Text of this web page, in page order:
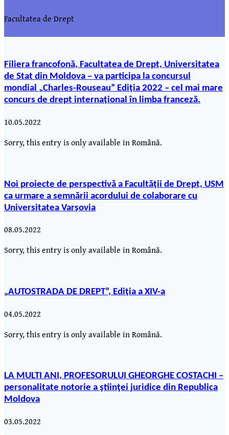
Facultatea de Drept
Filiera francofonă, Facultatea de Drept, Universitatea
de Stat din Moldova – va participa la concursul
mondial „Charles-Rouseau” Ediția 2022 – cel mai mare
concurs de drept internațional în limba franceză.
10.05.2022
Sorry, this entry is only available in Română.
Noi proiecte de perspectivă a Facultății de Drept, USM
ca urmare a semnării acordului de colaborare cu
Universitatea Varșovia
08.05.2022
Sorry, this entry is only available in Română.
„AUTOSTRADA DE DREPT”, Ediția a XIV-a
04.05.2022
Sorry, this entry is only available in Română.
LA MULTI ANI, PROFESORULUI GHEORGHE COSTACHI –
personalitate notorie a ştiinţei juridice din Republica
Moldova
03.05.2022